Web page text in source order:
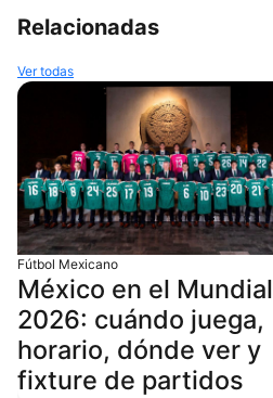
Relacionadas
Ver todas
Fútbol Mexicano
México en el Mundial
2026: cuándo juega,
horario, dónde ver y
fixture de partidos